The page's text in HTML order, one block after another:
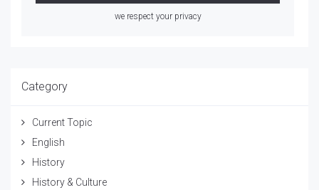
we respect your privacy
Category
Current Topic
English
History
History & Culture